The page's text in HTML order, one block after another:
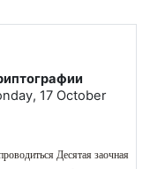
17 October
Десятая заочная